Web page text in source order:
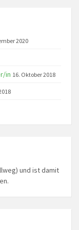
2020
in 16. Oktober 2018
und ist damit